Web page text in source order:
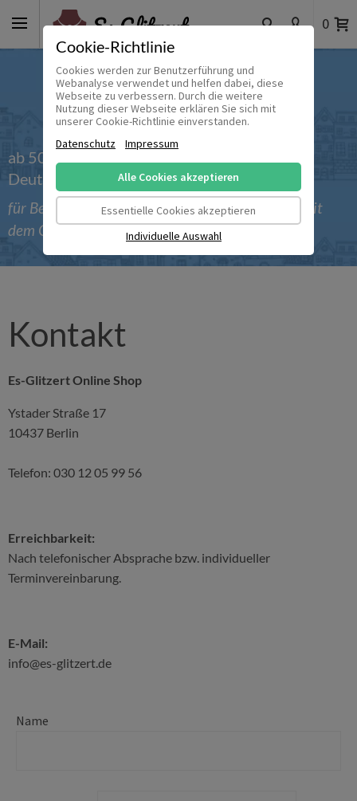
Cookie-Richtlinie
Cookies werden zur Benutzerführung und
Webanalyse verwendet und helfen dabei, diese
Webseite zu verbessern. Durch die weitere
Nutzung dieser Webseite erklären Sie sich mit
unserer Cookie-Richtlinie einverstanden.
Datenschutz
Impressum
Alle Cookies akzeptieren
Essentielle Cookies akzeptieren
Individuelle Auswahl
0
ab 50 € versandkostenfrei innerhalb
Deutschlands
für Bestellungen bis einschließlich 30.09.2026 mit
dem Gutscheincode 'Sommer_2026'
Kontakt
Es-Glitzert Online Shop
Ystader Straße 17
10437 Berlin
Telefon: 030 12 05 99 56
Erreichbarkeit:
Nach telefonischer Absprache bzw. individueller
Terminvereinbarung.
E-Mail:
info@es-glitzert.de
Name